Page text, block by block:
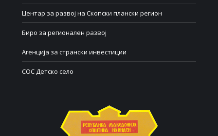
Центар за развој на Скопски плански регион
Биро за регионален развој
Агенција за странски инвестиции
СОС Детско село